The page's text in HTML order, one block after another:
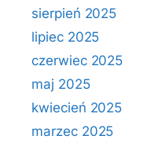
sierpień 2025
lipiec 2025
czerwiec 2025
maj 2025
kwiecień 2025
marzec 2025